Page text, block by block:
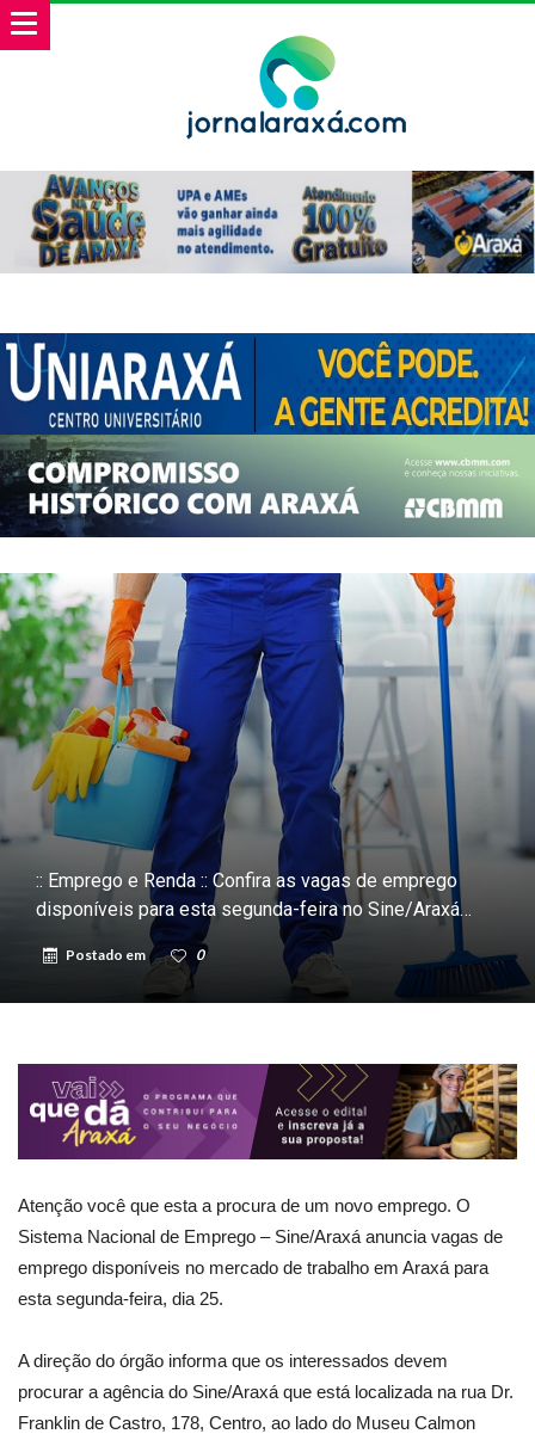
:: Emprego e Renda :: Confira as vagas de emprego
disponíveis para esta segunda-feira no Sine/Araxá…
Postado em 0
Atenção você que esta a procura de um novo emprego. O
Sistema Nacional de Emprego – Sine/Araxá anuncia vagas de
emprego disponíveis no mercado de trabalho em Araxá para
esta segunda-feira, dia 25.
A direção do órgão informa que os interessados devem
procurar a agência do Sine/Araxá que está localizada na rua Dr.
Franklin de Castro, 178, Centro, ao lado do Museu Calmon